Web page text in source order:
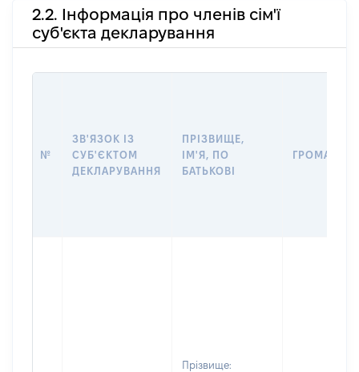
2.2. Інформація про членів сім'ї
суб'єкта декларування
№
ЗВ'ЯЗОК ІЗ
СУБ'ЄКТОМ
ДЕКЛАРУВАННЯ
ПРІЗВИЩЕ,
ІМ'Я, ПО
БАТЬКОВІ
Прізвище: